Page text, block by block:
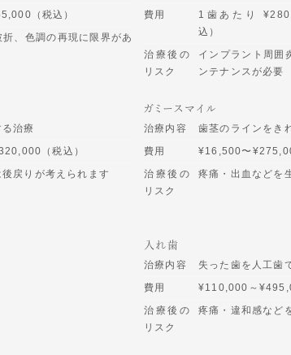
（税込）
、色調の再現に限界があ
費用
1歯あたり
込）
治療後の
リスク
インプラント周囲
ンテナンスが必要
治療
（税込）
戻りが考えられます
ガミースマイル
治療内容
歯茎のラインをき
費用
¥16,500〜
治療後の
リスク
疼痛・出血などを
入れ歯
治療内容
失った歯を人工歯
費用
¥110,000～
治療後の
リスク
疼痛・違和感など